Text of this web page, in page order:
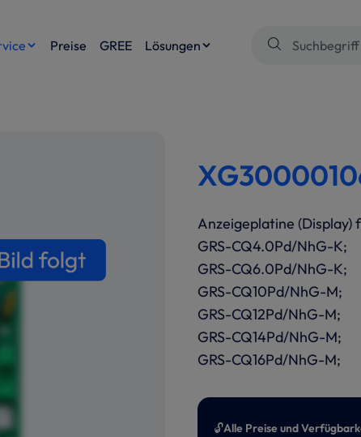
Preise GREE Lösungen
Anzeigeplatine (Display)
GRS-CQ4.0Pd/NhG-K;
GRS-CQ6.0Pd/NhG-K;
GRS-CQ10Pd/NhG-M;
GRS-CQ12Pd/NhG-M;
GRS-CQ14Pd/NhG-M;
GRS-CQ16Pd/NhG-M;
🔓Alle Preise und